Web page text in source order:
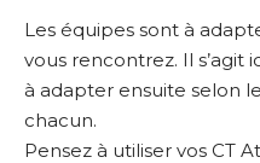
Les équipes sont à
vous rencontrez. Il s’agit
à adapter ensuite selon
chacun.
Pensez à utiliser vos CT